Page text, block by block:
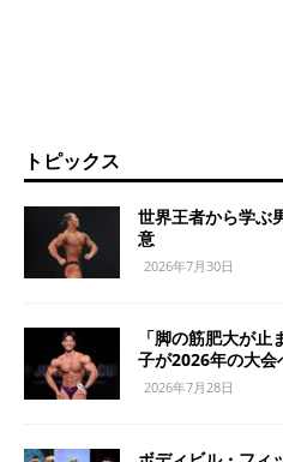
トピックス
世界王者から学ぶ
意
2026年7月30日
「脚の筋肥大が
子が2026年の大会
2026年7月28日